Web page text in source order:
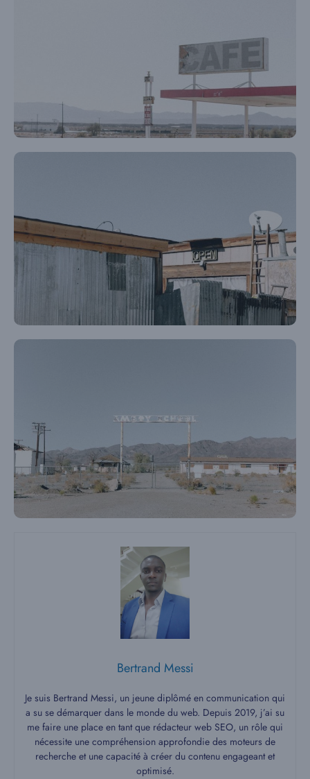
Bertrand Messi
Je suis Bertrand Messi, un jeune diplômé en communication qui
a su se démarquer dans le monde du web. Depuis 2019, j’ai su
me faire une place en tant que rédacteur web SEO, un rôle qui
nécessite une compréhension approfondie des moteurs de
recherche et une capacité à créer du contenu engageant et
optimisé.